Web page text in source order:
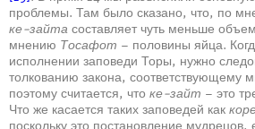
проблемы. Там было сказано, что, по
ке-зайта составляет чуть меньше
мнению Тосафот – половины яйца.
исполнении заповеди Торы, нужно
толкованию закона, соответствующему
поэтому считается, что ке-зайт – это
Что же касается таких заповедей как
поскольку это постановление мудрецов,